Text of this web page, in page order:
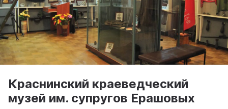
Краснинский краеведческий
музей им. супругов Ерашовых